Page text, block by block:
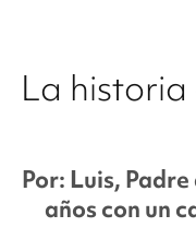
La
Por: Luis,
años con un